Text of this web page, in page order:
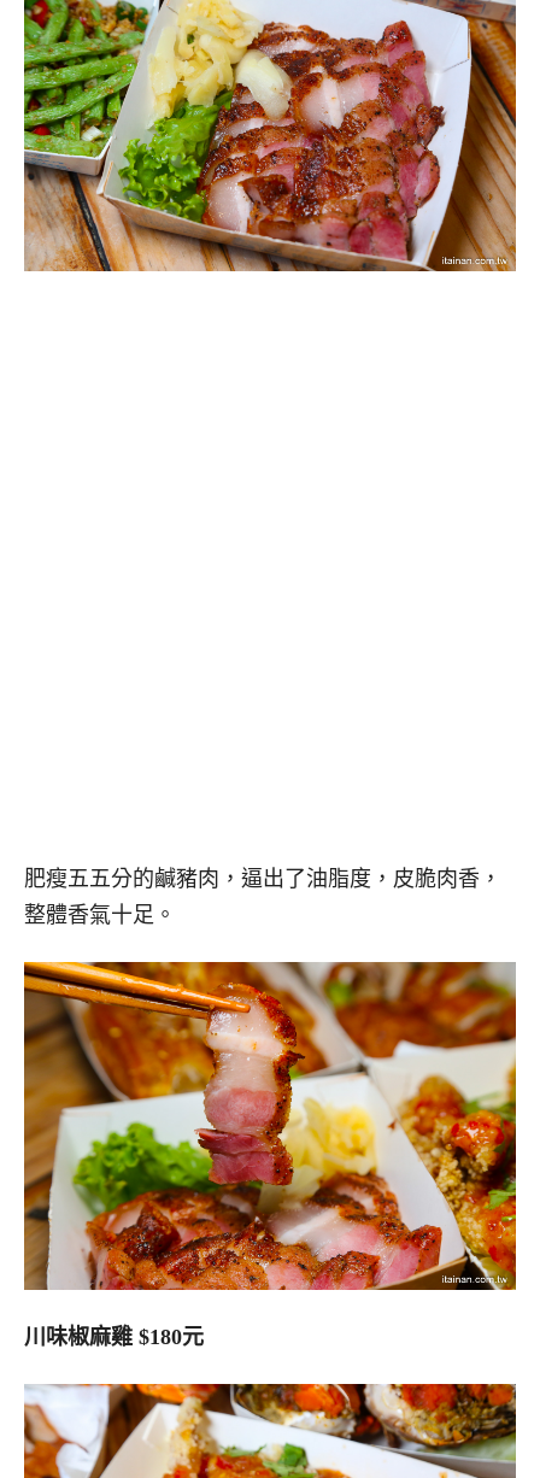
肥瘦五五分的鹹豬肉，逼出了油脂度，皮脆肉香，
整體香氣十足。
川味椒麻雞 $180元